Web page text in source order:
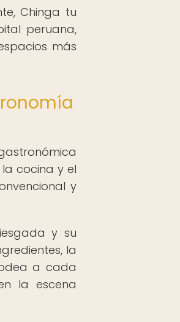
Chinga tu
peruana,
más
cocina y el
y
y su
la
a cada
la escena